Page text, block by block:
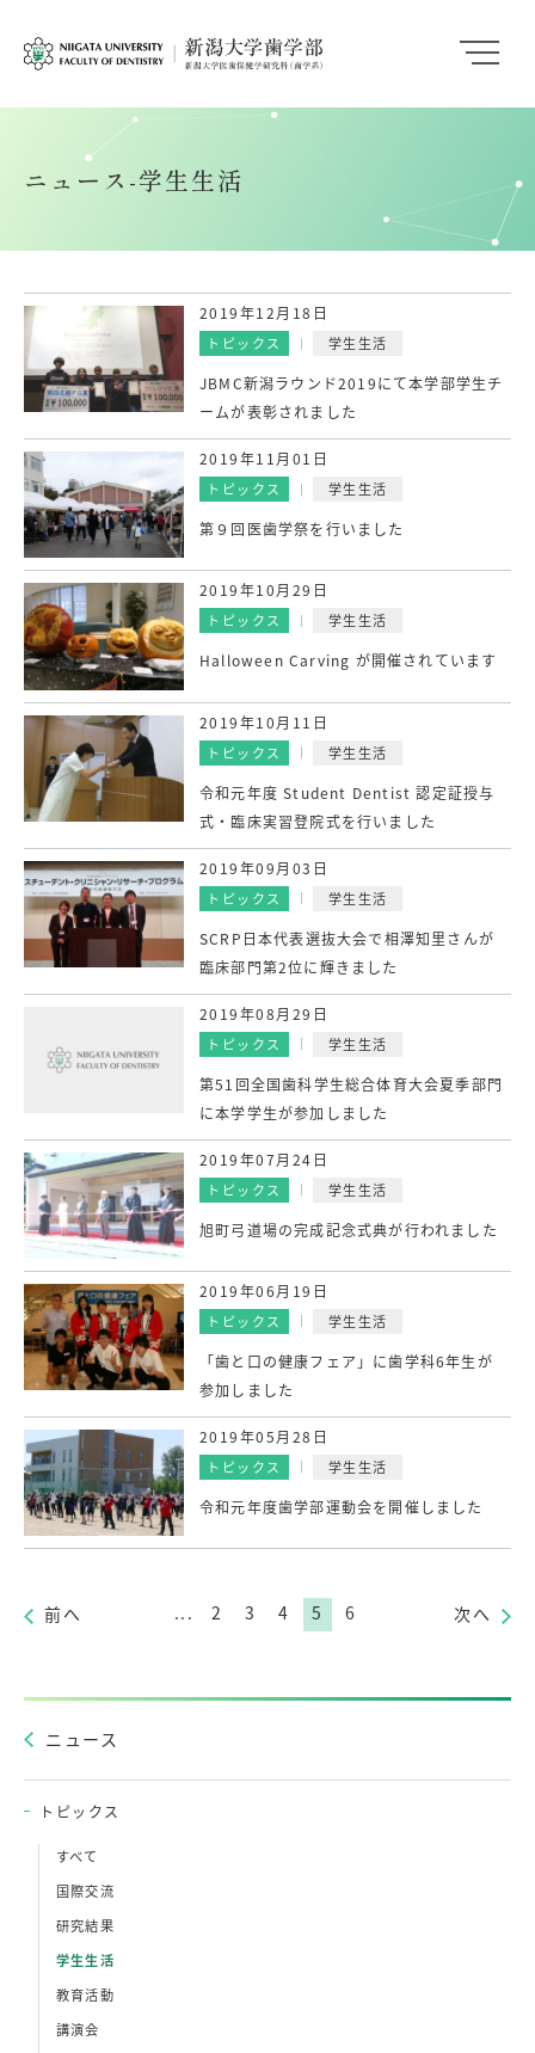
ニュース-学生生活
2019年12月18日
トピックス 学生生活
JBMC新潟ラウンド2019にて本学部学生チ
ームが表彰されました
2019年11月01日
トピックス 学生生活
第９回医歯学祭を行いました
2019年10月29日
トピックス 学生生活
Halloween Carving が開催されています
2019年10月11日
トピックス 学生生活
令和元年度 Student Dentist 認定証授与
式・臨床実習登院式を行いました
2019年09月03日
トピックス 学生生活
SCRP日本代表選抜大会で相澤知里さんが
臨床部門第2位に輝きました
2019年08月29日
トピックス 学生生活
第51回全国歯科学生総合体育大会夏季部門
に本学学生が参加しました
2019年07月24日
トピックス 学生生活
旭町弓道場の完成記念式典が行われました
2019年06月19日
トピックス 学生生活
「歯と口の健康フェア」に歯学科6年生が
参加しました
2019年05月28日
トピックス 学生生活
令和元年度歯学部運動会を開催しました
前へ ... 2 3 4 5 6 次へ
ニュース
トピックス
すべて
国際交流
研究結果
学生生活
教育活動
講演会